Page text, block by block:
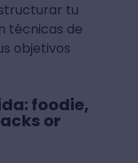
tu
técnicas de
objetivos
foodie,
or